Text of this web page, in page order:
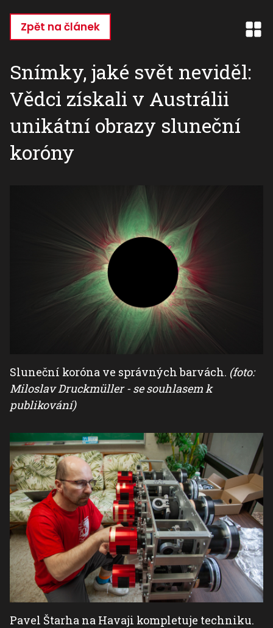
hlavnímu
Zpět na článek
Snímky, jaké svět neviděl:
Vědci získali v Austrálii
unikátní obrazy sluneční
koróny
Sluneční koróna ve správných barvách. (foto:
Miloslav Druckmüller - se souhlasem k
publikování)
Pavel Štarha na Havaji kompletuje techniku.